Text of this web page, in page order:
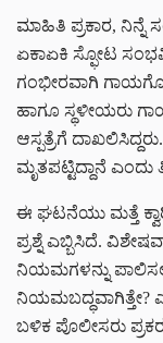
ಮಾಹಿತಿ ಪ್ರಕಾರ, ನಿನ್ನೆ
ಏಕಾಏಕಿ ಸ್ಫೋಟ
ಗಂಭೀರವಾಗಿ
ಹಾಗೂ ಸ್ಥಳೀಯರು
ಆಸ್ಪತ್ರೆಗೆ
ಮೃತಪಟ್ಟಿದ್ದಾನೆ
ಈ ಘಟನೆಯು ಮತ್ತೆ
ಪ್ರಶ್ನೆ ಎಬ್ಬಿಸಿದೆ.
ನಿಯಮಗಳನ್ನು
ನಿಯಮಬದ್ಧವಾಗಿತ್ತೇ?
ಬಳಿಕ ಪೊಲೀಸರು